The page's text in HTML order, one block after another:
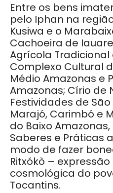
Entre os bens
pelo Iphan na
Kusiwa e o
Cachoeira de
Agrícola Tradicional
Complexo Cultural
Médio Amazonas e
Amazonas; Círio de
Festividades de
Marajó, Carimbó e
do Baixo
Saberes e Práticas
modo de fazer
Ritxókò –
cosmológica do
Tocantins.